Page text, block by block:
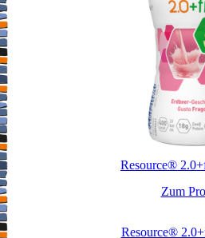
Stillen ist die beste Ernährung für Ihr
Säuglingsmilchnahrung verwenden
Ihrem Kinderarzt. Besondere
Kuhmilcheiweißallergie, bei
niedrigem Geburtsgewicht oder
Resource®
Zum
Resource®